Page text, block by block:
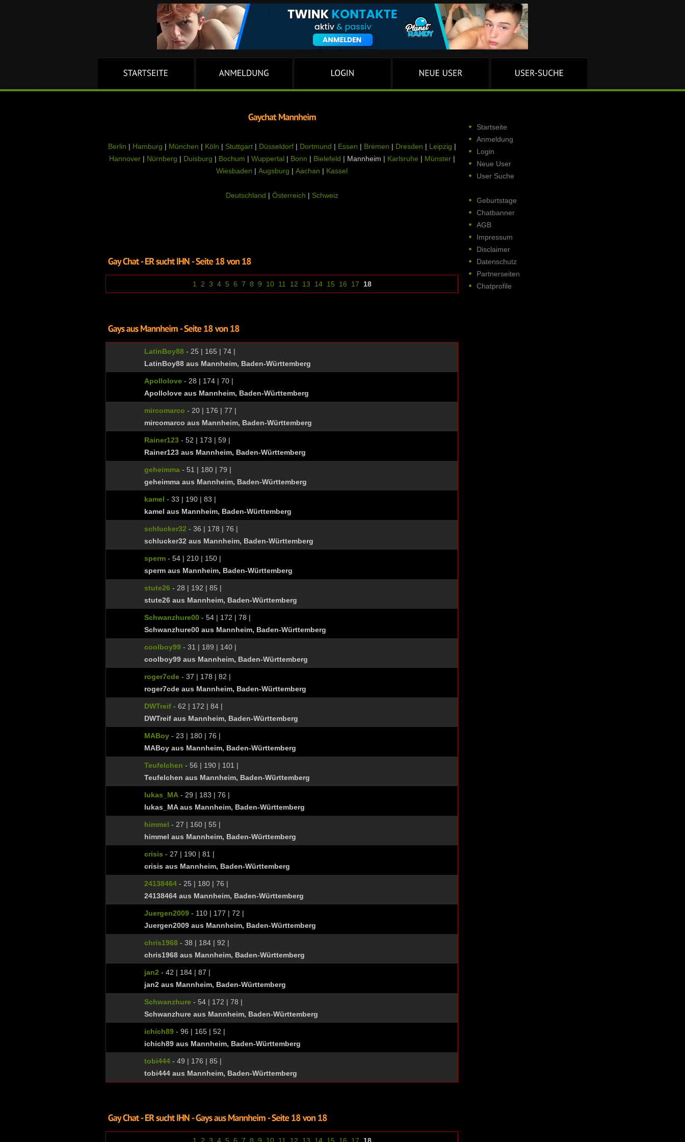
Berlin | Hamburg | München | Köln | Stuttgart| Düsseldorf| Dortmund | Essen | Bremen | Dresden | Leipzig |
Hannover| Nürnberg | Duisburg | Bochum | Wuppertal | Bonn | Bielefeld | Mannheim | Karlsruhe | Münster|
Wiesbaden |Augsburg |Aachan | Kassel
Deutschland | Österreich | Schweiz
1 2 3 4 5 6 7 8 9 10 11 12 13 14 15 16 17 18
LatinBoy88 - 25 | 165 | 74 |
LatinBoy88 aus Mannheim, Baden-Württemberg
Apollolove - 28 | 174 | 70 |
Apollolove aus Mannheim, Baden-Württemberg
mircomarco - 20 | 176 | 77 |
mircomarco aus Mannheim, Baden-Württemberg
Rainer123 - 52 | 173 | 59 |
Rainer123 aus Mannheim, Baden-Württemberg
geheimma - 51 | 180 | 79 |
geheimma aus Mannheim, Baden-Württemberg
kamel - 33 | 190 | 83 |
kamel aus Mannheim, Baden-Württemberg
schlucker32 - 36 | 178 | 76 |
schlucker32 aus Mannheim, Baden-Württemberg
sperm - 54 | 210 | 150 |
sperm aus Mannheim, Baden-Württemberg
stute26 - 28 | 192 | 85 |
stute26 aus Mannheim, Baden-Württemberg
Schwanzhure00 - 54 | 172 | 78 |
Schwanzhure00 aus Mannheim, Baden-Württemberg
coolboy99 - 31 | 189 | 140 |
coolboy99 aus Mannheim, Baden-Württemberg
roger7cde - 37 | 178 | 82 |
roger7cde aus Mannheim, Baden-Württemberg
DWTreif - 62 | 172 | 84 |
DWTreif aus Mannheim, Baden-Württemberg
MABoy - 23 | 180 | 76 |
MABoy aus Mannheim, Baden-Württemberg
Teufelchen - 56 | 190 | 101 |
Teufelchen aus Mannheim, Baden-Württemberg
lukas_MA - 29 | 183 | 76 |
lukas_MA aus Mannheim, Baden-Württemberg
himmel - 27 | 160 | 55 |
himmel aus Mannheim, Baden-Württemberg
crisis - 27 | 190 | 81 |
crisis aus Mannheim, Baden-Württemberg
24138464 - 25 | 180 | 76 |
24138464 aus Mannheim, Baden-Württemberg
Juergen2009 - 110 | 177 | 72 |
Juergen2009 aus Mannheim, Baden-Württemberg
chris1968 - 38 | 184 | 92 |
chris1968 aus Mannheim, Baden-Württemberg
jan2 - 42 | 184 | 87 |
jan2 aus Mannheim, Baden-Württemberg
Schwanzhure - 54 | 172 | 78 |
Schwanzhure aus Mannheim, Baden-Württemberg
ichich89 - 96 | 165 | 52 |
ichich89 aus Mannheim, Baden-Württemberg
tobi444 - 49 | 176 | 85 |
tobi444 aus Mannheim, Baden-Württemberg
Startseite
Anmeldung
Login
Neue User
User Suche
Geburtstage
Chatbanner
AGB
Impressum
Disclaimer
Datenschutz
Partnerseiten
Chatprofile